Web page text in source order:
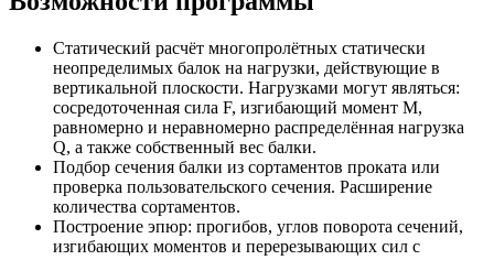
Статический расчёт многопролётных статически
неопределимых балок на нагрузки, действующие в
вертикальной плоскости. Нагрузками могут являться:
сосредоточенная сила F, изгибающий момент M,
равномерно и неравномерно распределённая нагрузка
Q, а также собственный вес балки.
Подбор сечения балки из сортаментов проката или
проверка пользовательского сечения. Расширение
количества сортаментов.
Построение эпюр: прогибов, углов поворота сечений,
изгибающих моментов и перерезывающих сил с